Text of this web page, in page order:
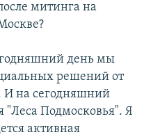
митинга на
день мы
решений от
И на сегодняшний
"Леса Подмосковья". Я
активная